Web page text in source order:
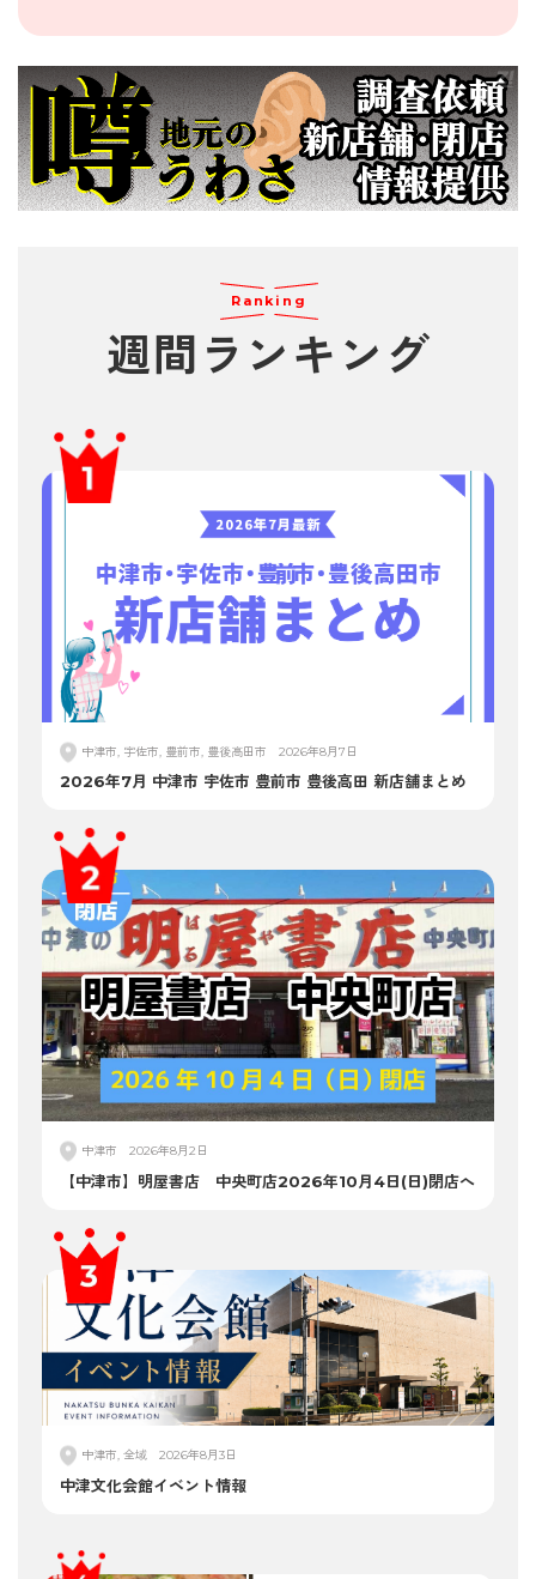
Ranking
週間 ランキング
中津市, 宇佐市, 豊前市, 豊後高田市 2026年8月7日
2026年7月 中津市 宇佐市 豊前市 豊後高田 新店舗まとめ
中津市 2026年8月2日
【中津市】明屋書店 中央町店2026年10月4日(日)閉店へ
中津市, 全域 2026年8月3日
中津文化会館イベント情報